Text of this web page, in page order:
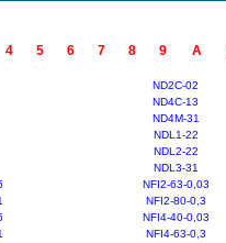
4 5 6 7 8 9 A
ND2C-02
ND4C-13
ND4M-31
NDL1-22
NDL2-22
NDL3-31
NFI2-63-0,03
NFI2-80-0,3
NFI4-40-0,03
NFI4-63-0,3